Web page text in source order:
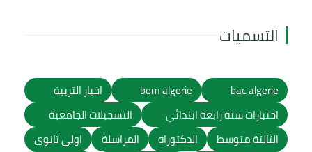
التسميات
bac algerie
bem algerie
اخبار التربية
اختبارات سنة رابعة ابتدائي
التسجيلات الجامعية
الثالثة متوسط
الدكتوراه المراسلة
اولى ثانوي